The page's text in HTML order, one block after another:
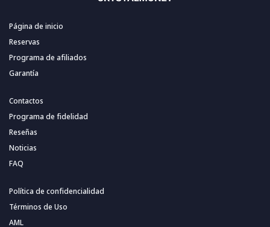
Página de inicio
Reservas
Programa de afiliados
Garantía
Contactos
Programa de fidelidad
Reseñas
Noticias
FAQ
Política de confidencialidad
Términos de Uso
AML